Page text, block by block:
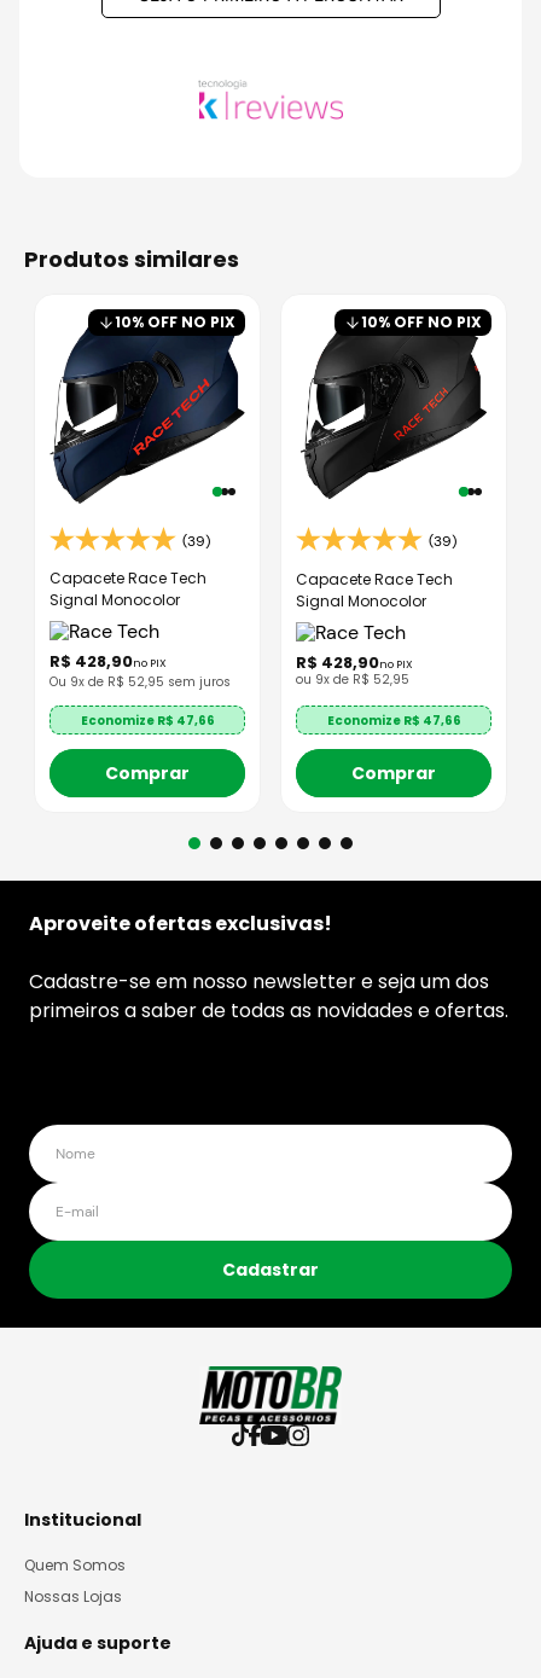
produtos similares
10% OFF NO PIX
(39)
Capacete Race Tech
Signal Monocolor
R$ 428,90no PIX
Ou 9x de R$ 52,95 sem juros
Economize R$ 47,66
Comprar
10% OFF NO PIX
(39)
Capacete Race Tech
Signal Monocolor
R$ 428,90no PIX
ou 9x de R$ 52,95
Economize R$ 47,66
Comprar
Aproveite ofertas exclusivas!
Cadastre-se em nosso newsletter e seja um dos
primeiros a saber de todas as novidades e ofertas.
Cadastrar
Institucional
Quem Somos
Nossas Lojas
Ajuda e suporte